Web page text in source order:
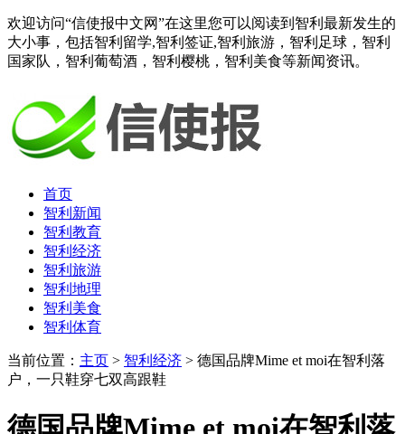
欢迎访问“信使报中文网”在这里您可以阅读到智利最新发生的
大小事，包括智利留学,智利签证,智利旅游，智利足球，智利
国家队，智利葡萄酒，智利樱桃，智利美食等新闻资讯。
首页
智利新闻
智利教育
智利经济
智利旅游
智利地理
智利美食
智利体育
当前位置： 主页 > 智利经济 > 德国品牌Mime et moi在智利落
户，一只鞋穿七双高跟鞋